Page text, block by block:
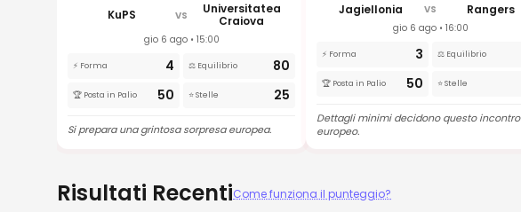
KuPS VS
Universitatea
Craiova
gio 6 ago • 15:00
⚡ Forma 4 ⚖️ Equilibrio 80
🏆 Posta in Palio 50 ⭐ Stelle 25
Si prepara una grintosa sorpresa europea.
Jagiellonia VS Rangers
gio 6 ago • 16:00
⚡ Forma 3 ⚖️ Equilibrio
🏆 Posta in Palio 50 ⭐ Stelle
Dettagli minimi decidono questo incontro
europeo.
Risultati RecentiCome funziona il punteggio?